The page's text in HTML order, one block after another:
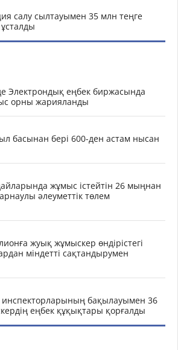
салу сылтауымен 35 млн теңге
Электрондық еңбек биржасында
орны жарияланды
басынан бері 600-ден астам нысан
жұмыс істейтін 26 мыңнан
әлеуметтік төлем
жуық жұмыскер өндірістегі
міндетті сақтандырумен
инспекторларының бақылауымен 36
еңбек құқықтары қорғалды